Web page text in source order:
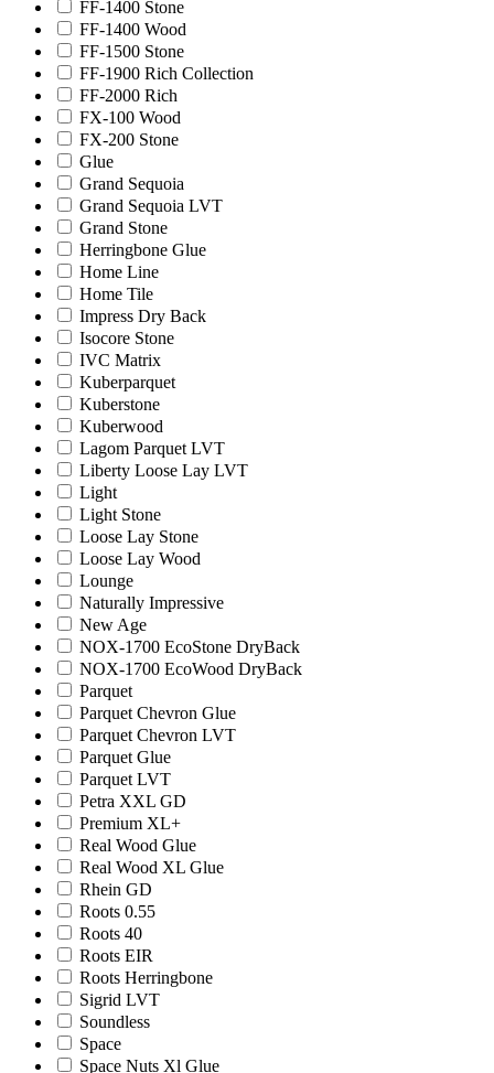
FF-1400 Stone
FF-1400 Wood
FF-1500 Stone
FF-1900 Rich Collection
FF-2000 Rich
FX-100 Wood
FX-200 Stone
Glue
Grand Sequoia
Grand Sequoia LVT
Grand Stone
Herringbone Glue
Home Line
Home Tile
Impress Dry Back
Isocore Stone
IVC Matrix
Kuberparquet
Kuberstone
Kuberwood
Lagom Parquet LVT
Liberty Loose Lay LVT
Light
Light Stone
Loose Lay Stone
Loose Lay Wood
Lounge
Naturally Impressive
New Age
NOX-1700 EcoStone DryBack
NOX-1700 EcoWood DryBack
Parquet
Parquet Chevron Glue
Parquet Chevron LVT
Parquet Glue
Parquet LVT
Petra XXL GD
Premium XL+
Real Wood Glue
Real Wood XL Glue
Rhein GD
Roots 0.55
Roots 40
Roots EIR
Roots Herringbone
Sigrid LVT
Soundless
Space
Space Nuts Xl Glue